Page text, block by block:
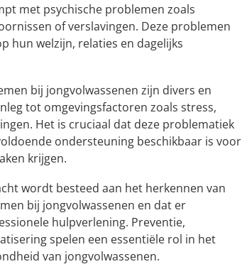
met psychische problemen zoals
of verslavingen. Deze problemen
hun welzijn, relaties en dagelijks
bij jongvolwassenen zijn divers en
tot omgevingsfactoren zoals stress,
Het is cruciaal dat deze problematiek
ondersteuning beschikbaar is voor
krijgen.
wordt besteed aan het herkennen van
bij jongvolwassenen en dat er
hulpverlening. Preventie,
spelen een essentiële rol in het
van jongvolwassenen.